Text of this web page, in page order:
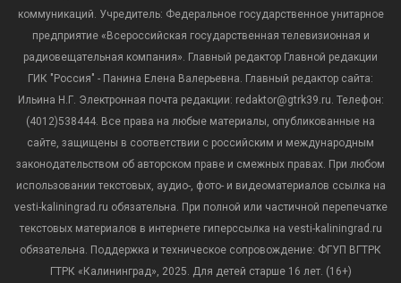
коммуникаций. Учредитель: Федеральное государственное унитарное
предприятие «Всероссийская государственная телевизионная и
радиовещательная компания». Главный редактор Главной редакции
ГИК "Россия" - Панина Елена Валерьевна. Главный редактор сайта:
Ильина Н.Г. Электронная почта редакции: redaktor@gtrk39.ru. Телефон:
(4012)538444. Все права на любые материалы, опубликованные на
сайте, защищены в соответствии с российским и международным
законодательством об авторском праве и смежных правах. При любом
использовании текстовых, аудио-, фото- и видеоматериалов ссылка на
vesti-kaliningrad.ru обязательна. При полной или частичной перепечатке
текстовых материалов в интернете гиперссылка на vesti-kaliningrad.ru
обязательна. Поддержка и техническое сопровождение: ФГУП ВГТРК
ГТРК «Калининград», 2025. Для детей старше 16 лет. (16+)